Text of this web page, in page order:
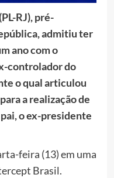
RJ), pré-
admitiu ter
ano com o
controlador do
o qual articulou
a realização de
o ex-presidente
feira (13) em uma
Brasil.